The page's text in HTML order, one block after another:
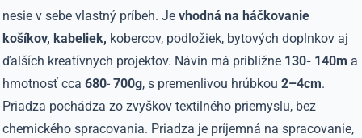
nesie v sebe vlastný príbeh. Jevhodná na háčkovanie
košíkov, kabeliek, kobercov, podložiek, bytových doplnkov aj
ďalších kreatívnych projektov. Návin má približne 130- 140m a
hmotnosť cca680-700g, s premenlivou hrúbkou2–4cm.
Priadza pochádza zo zvyškov textilného priemyslu, bez
chemického spracovania. Priadza je príjemná na spracovanie,